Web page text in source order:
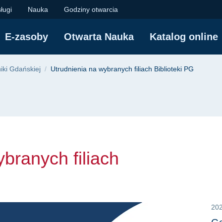
filiach
Nauka Godziny otwarcia
E-zasoby Otwarta Nauka Katalog online
Gdańskiej Utrudnienia na wybranych filiach Biblioteki PG
filiach